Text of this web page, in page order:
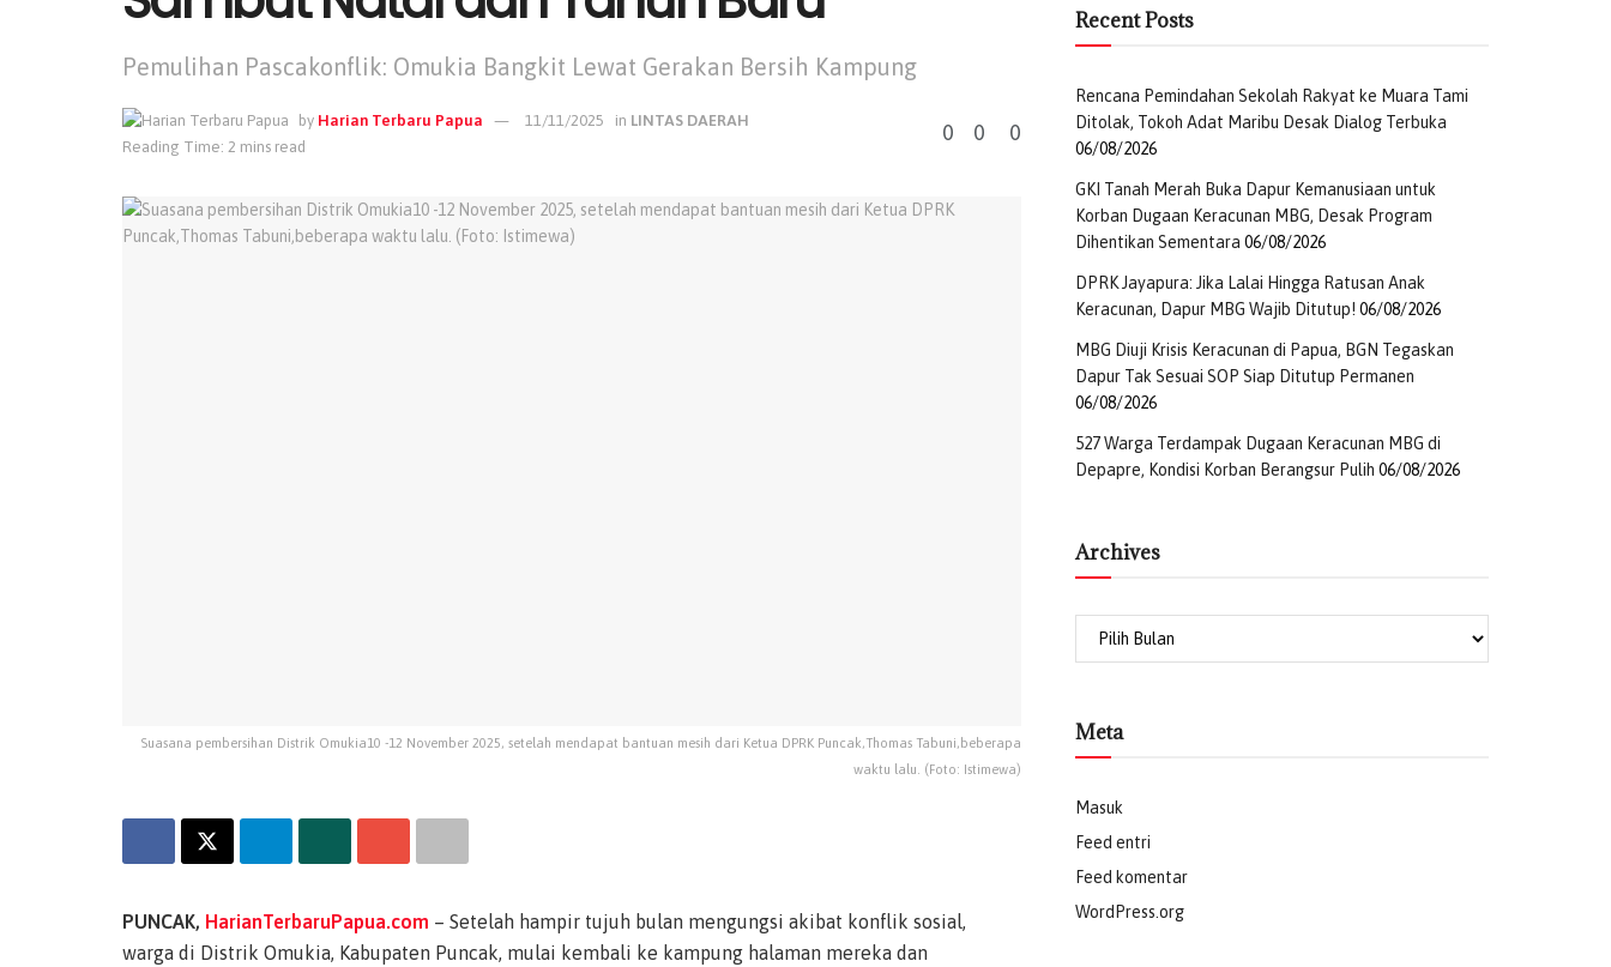
Pemulihan Pascakonflik: Omukia Bangkit Lewat Gerakan Bersih Kampung
by Harian Terbaru Papua 11/11/2025 in LINTAS DAERAH
Reading Time: 2 mins read
0 0 0
Suasana pembersihan Distrik Omukia10 -12 November 2025, setelah mendapat bantuan mesih dari Ketua DPRK Puncak,Thomas Tabuni,beberapa
waktu lalu. (Foto: Istimewa)
PUNCAK, HarianTerbaruPapua.com – Setelah hampir tujuh bulan mengungsi akibat konflik sosial,
warga di Distrik Omukia, Kabupaten Puncak, mulai kembali ke kampung halaman mereka dan
Recent Posts
Rencana Pemindahan Sekolah Rakyat ke Muara Tami
Ditolak, Tokoh Adat Maribu Desak Dialog Terbuka
06/08/2026
GKI Tanah Merah Buka Dapur Kemanusiaan untuk
Korban Dugaan Keracunan MBG, Desak Program
Dihentikan Sementara 06/08/2026
DPRK Jayapura: Jika Lalai Hingga Ratusan Anak
Keracunan, Dapur MBG Wajib Ditutup! 06/08/2026
MBG Diuji Krisis Keracunan di Papua, BGN Tegaskan
Dapur Tak Sesuai SOP Siap Ditutup Permanen
06/08/2026
527 Warga Terdampak Dugaan Keracunan MBG di
Depapre, Kondisi Korban Berangsur Pulih 06/08/2026
Archives
Meta
Masuk
Feed entri
Feed komentar
WordPress.org